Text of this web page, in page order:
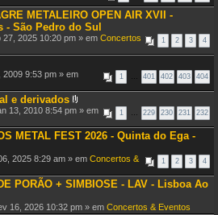
e
x
o
(
)
METALEIRO OPEN AIR XVII -
- São Pedro do Sul
1 2 3 4
27, 2025 10:20 pm » em Concertos
1 401 402 403 404
2009 9:53 pm » em
e derivados
A
e
(
)
1 229 230 231 232
13, 2010 8:54 pm » em
METAL FEST 2026 - Quinta do Ega -
1 2 3 4
2025 8:29 am » em Concertos &
PORÃO + SIMBIOSE - LAV - Lisboa Ao
16, 2026 10:32 pm » em Concertos & Eventos